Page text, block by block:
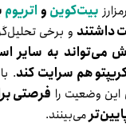
بیت‌کوین و اتریوم
داشتند و برخی
می‌تواند به سایر
هم سرایت کند.
این وضعیت را فرصتی
می‌بینند.